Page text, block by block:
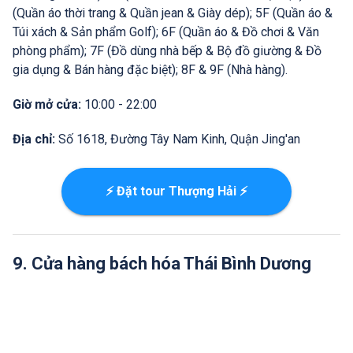
(Quần áo thời trang & Quần jean & Giày dép); 5F (Quần áo &
Túi xách & Sản phẩm Golf); 6F (Quần áo & Đồ chơi & Văn
phòng phẩm); 7F (Đồ dùng nhà bếp & Bộ đồ giường & Đồ
gia dụng & Bán hàng đặc biệt); 8F & 9F (Nhà hàng).
Giờ mở cửa: 10:00 - 22:00
Địa chỉ: Số 1618, Đường Tây Nam Kinh, Quận Jing'an
⚡ Đặt tour Thượng Hải ⚡
9. Cửa hàng bách hóa Thái Bình Dương